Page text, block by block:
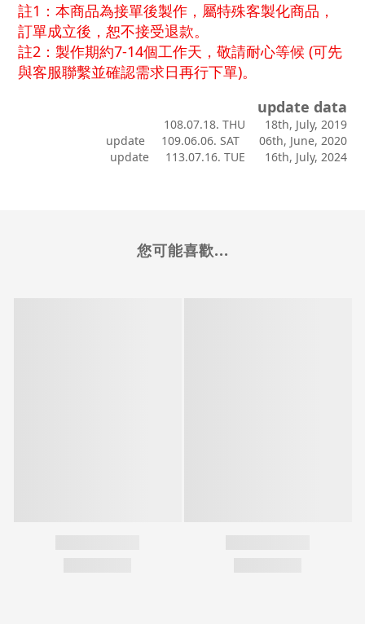
註1：本商品為接單後製作，屬特殊客製化商品，
訂單成立後，恕不接受退款。
註2：製作期約7-14個工作天，敬請耐心等候 (可先
與客服聯繫並確認需求日再行下單)。
update data
108.07.18. THU 18th, July, 2019
update 109.06.06. SAT 06th, June, 2020
update 113.07.16. TUE 16th, July, 2024
您可能喜歡...